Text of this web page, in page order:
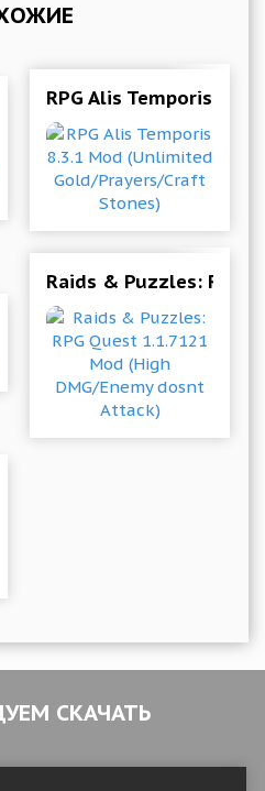
Legends на Андроид
RPG Alis Temporis
Raids & Puzzles: RPG
1.9.16--641 (Mod Money)
СКАЧАТЬ